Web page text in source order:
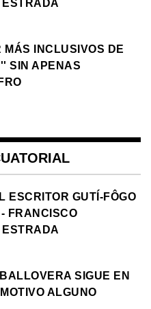
MÁS INCLUSIVOS DE
SIN APENAS
ESCRITOR GUTÍ-FÔGO
FRANCISCO
SIGUE EN
ALGUNO